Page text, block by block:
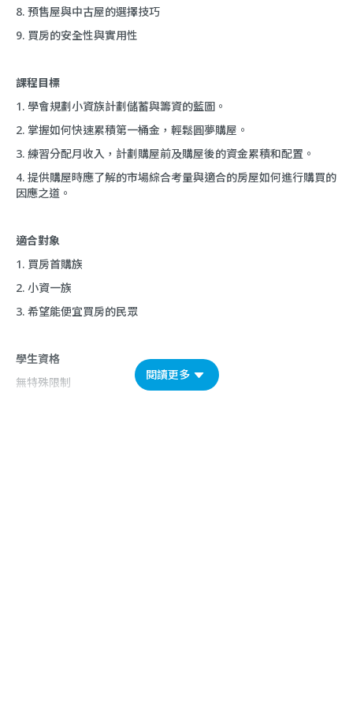
8. 預售屋與中古屋的選擇技巧
9. 買房的安全性與實用性
課程目標
1. 學會規劃小資族計劃儲蓄與籌資的藍圖。
2. 掌握如何快速累積第一桶金，輕鬆圓夢購屋。
3. 練習分配月收入，計劃購屋前及購屋後的資金累積和配置。
4. 提供購屋時應了解的市場綜合考量與適合的房屋如何進行購買的
因應之道。
適合對象
1. 買房首購族
2. 小資一族
3. 希望能便宜買房的民眾
學生資格
無特殊限制
閱讀更多